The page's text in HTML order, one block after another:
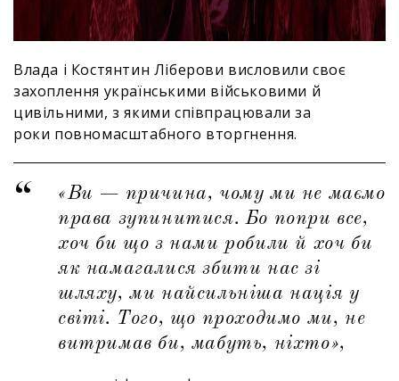
Влада і Костянтин Ліберови висловили своє
захоплення українськими військовими й
цивільними, з якими співпрацювали за
роки повномасштабного вторгнення.
«Ви — причина, чому ми не маємо
права зупинитися. Бо попри все,
хоч би що з нами робили й хоч би
як намагалися збити нас зі
шляху, ми найсильніша нація у
світі. Того, що проходимо ми, не
витримав би, мабуть, ніхто»,